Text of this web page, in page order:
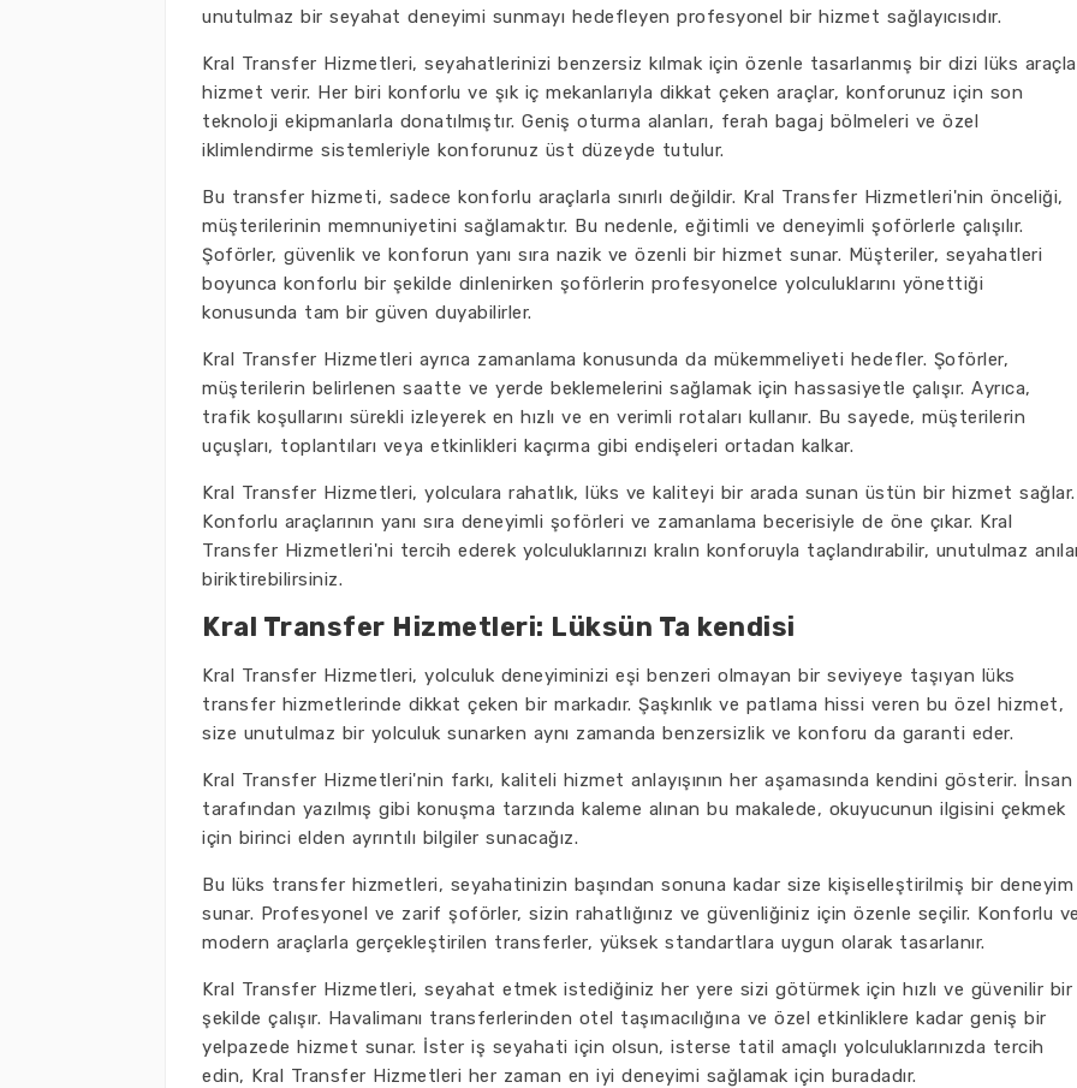
unutulmaz bir seyahat deneyimi sunmayı hedefleyen profesyonel bir hizmet sağlayıcısıdır.
Kral Transfer Hizmetleri, seyahatlerinizi benzersiz kılmak için özenle tasarlanmış bir dizi lüks araçla
hizmet verir. Her biri konforlu ve şık iç mekanlarıyla dikkat çeken araçlar, konforunuz için son
teknoloji ekipmanlarla donatılmıştır. Geniş oturma alanları, ferah bagaj bölmeleri ve özel
iklimlendirme sistemleriyle konforunuz üst düzeyde tutulur.
Bu transfer hizmeti, sadece konforlu araçlarla sınırlı değildir. Kral Transfer Hizmetleri'nin önceliği,
müşterilerinin memnuniyetini sağlamaktır. Bu nedenle, eğitimli ve deneyimli şoförlerle çalışılır.
Şoförler, güvenlik ve konforun yanı sıra nazik ve özenli bir hizmet sunar. Müşteriler, seyahatleri
boyunca konforlu bir şekilde dinlenirken şoförlerin profesyonelce yolculuklarını yönettiği
konusunda tam bir güven duyabilirler.
Kral Transfer Hizmetleri ayrıca zamanlama konusunda da mükemmeliyeti hedefler. Şoförler,
müşterilerin belirlenen saatte ve yerde beklemelerini sağlamak için hassasiyetle çalışır. Ayrıca,
trafik koşullarını sürekli izleyerek en hızlı ve en verimli rotaları kullanır. Bu sayede, müşterilerin
uçuşları, toplantıları veya etkinlikleri kaçırma gibi endişeleri ortadan kalkar.
Kral Transfer Hizmetleri, yolculara rahatlık, lüks ve kaliteyi bir arada sunan üstün bir hizmet sağlar.
Konforlu araçlarının yanı sıra deneyimli şoförleri ve zamanlama becerisiyle de öne çıkar. Kral
Transfer Hizmetleri'ni tercih ederek yolculuklarınızı kralın konforuyla taçlandırabilir, unutulmaz
biriktirebilirsiniz.
Kral Transfer Hizmetleri: Lüksün Ta kendisi
Kral Transfer Hizmetleri, yolculuk deneyiminizi eşi benzeri olmayan bir seviyeye taşıyan lüks
transfer hizmetlerinde dikkat çeken bir markadır. Şaşkınlık ve patlama hissi veren bu özel hizmet,
size unutulmaz bir yolculuk sunarken aynı zamanda benzersizlik ve konforu da garanti eder.
Kral Transfer Hizmetleri'nin farkı, kaliteli hizmet anlayışının her aşamasında kendini gösterir. İnsan
tarafından yazılmış gibi konuşma tarzında kaleme alınan bu makalede, okuyucunun ilgisini çekmek
için birinci elden ayrıntılı bilgiler sunacağız.
Bu lüks transfer hizmetleri, seyahatinizin başından sonuna kadar size kişiselleştirilmiş bir deneyim
sunar. Profesyonel ve zarif şoförler, sizin rahatlığınız ve güvenliğiniz için özenle seçilir. Konforlu
modern araçlarla gerçekleştirilen transferler, yüksek standartlara uygun olarak tasarlanır.
Kral Transfer Hizmetleri, seyahat etmek istediğiniz her yere sizi götürmek için hızlı ve güvenilir bir
şekilde çalışır. Havalimanı transferlerinden otel taşımacılığına ve özel etkinliklere kadar geniş bir
yelpazede hizmet sunar. İster iş seyahati için olsun, isterse tatil amaçlı yolculuklarınızda tercih
edin, Kral Transfer Hizmetleri her zaman en iyi deneyimi sağlamak için buradadır.